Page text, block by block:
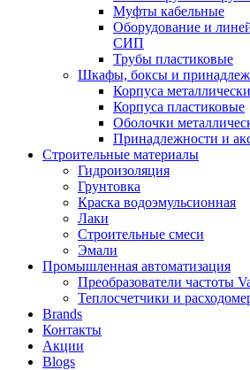
Муфты кабельные
Оборудование и
СИП
Трубы пластиковые
Шкафы, боксы и
Корпуса
Корпуса пластиковые
Оболочки
Принадлежности и
Строительные материалы
Гидроизоляция
Грунтовка
Краска водоэмульсионная
Лаки
Строительные смеси
Эмали
Промышленная автоматизация
Преобразователи частоты
Теплосчетчики и
Brands
Контакты
Акции
Blogs